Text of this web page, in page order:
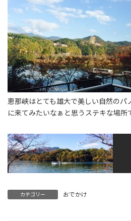
恵那峡はとても雄大で美しい自然のパ
に来てみたいなぁと思うステキな場所
カテゴリー おでかけ